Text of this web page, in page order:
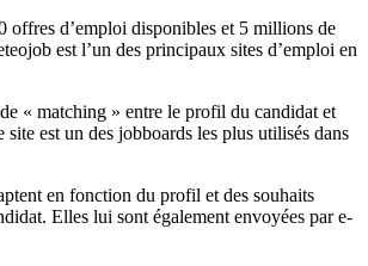
offres d’emploi disponibles et 5 millions de
est l’un des principaux sites d’emploi en
« matching » entre le profil du candidat et
site est un des jobboards les plus utilisés dans
en fonction du profil et des souhaits
Elles lui sont également envoyées par e-